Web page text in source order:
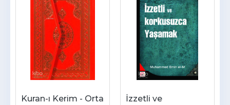
Kuran-ı Kerim - Orta
İzzetli ve